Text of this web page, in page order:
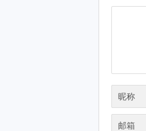
昵称
邮箱